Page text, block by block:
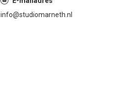
info@studiomarneth.nl